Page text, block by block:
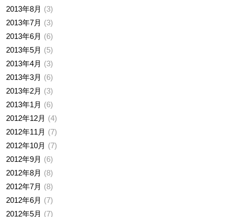
2013年8月
3
2013年7月
3
2013年6月
6
2013年5月
5
2013年4月
3
2013年3月
6
2013年2月
3
2013年1月
6
2012年12月
4
2012年11月
7
2012年10月
7
2012年9月
6
2012年8月
8
2012年7月
8
2012年6月
7
2012年5月
7